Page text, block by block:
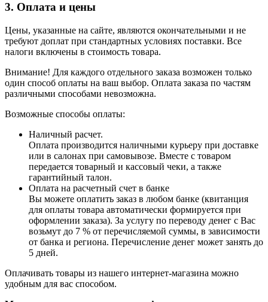
3. Оплата и цены
Цены, указанные на сайте, являются окончательными и не
требуют доплат при стандартных условиях поставки. Все
налоги включены в стоимость товара.
Внимание! Для каждого отдельного заказа возможен только
один способ оплаты на ваш выбор. Оплата заказа по частям
различными способами невозможна.
Возможные способы оплаты:
Наличный расчет.
Оплата производится наличными курьеру при доставке
или в салонах при самовывозе. Вместе с товаром
передается товарный и кассовый чеки, а также
гарантийный талон.
Оплата на расчетный счет в банке
Вы можете оплатить заказ в любом банке (квитанция
для оплаты товара автоматически формируется при
оформлении заказа). За услугу по переводу денег с Вас
возьмут до 7 % от перечисляемой суммы, в зависимости
от банка и региона. Перечисление денег может занять до
5 дней.
Оплачивать товары из нашего интернет-магазина можно
удобным для вас способом.